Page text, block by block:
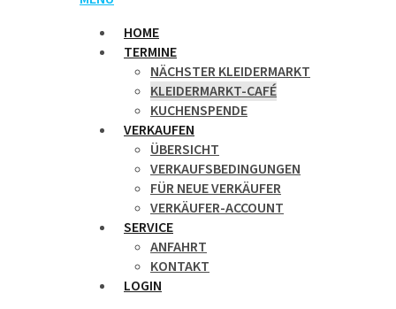
HOME
TERMINE
NÄCHSTER KLEIDERMARKT
KLEIDERMARKT-CAFÉ
KUCHENSPENDE
VERKAUFEN
ÜBERSICHT
VERKAUFSBEDINGUNGEN
FÜR NEUE VERKÄUFER
VERKÄUFER-ACCOUNT
SERVICE
ANFAHRT
KONTAKT
LOGIN